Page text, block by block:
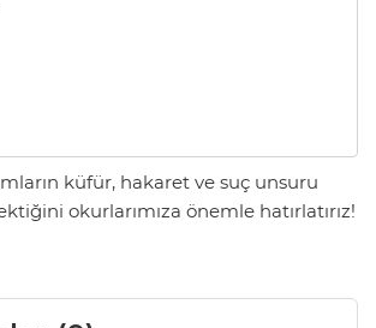
küfür, hakaret ve suç unsuru
okurlarımıza önemle hatırlatırız!